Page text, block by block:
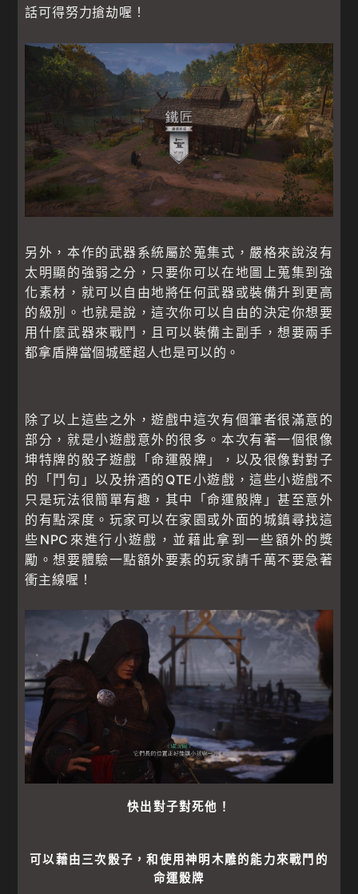
話可得努力搶劫喔！
另外，本作的武器系統屬於蒐集式，嚴格來說沒有
太明顯的強弱之分，只要你可以在地圖上蒐集到強
化素材，就可以自由地將任何武器或裝備升到更高
的級別。也就是說，這次你可以自由的決定你想要
用什麼武器來戰鬥，且可以裝備主副手，想要兩手
都拿盾牌當個城壁超人也是可以的。
除了以上這些之外，遊戲中這次有個筆者很滿意的
部分，就是小遊戲意外的很多。本次有著一個很像
坤特牌的骰子遊戲「命運骰牌」，以及很像對對子
的「鬥句」以及拚酒的QTE小遊戲，這些小遊戲不
只是玩法很簡單有趣，其中「命運骰牌」甚至意外
的有點深度。玩家可以在家園或外面的城鎮尋找這
些NPC來進行小遊戲，並藉此拿到一些額外的獎
勵。想要體驗一點額外要素的玩家請千萬不要急著
衝主線喔！
快出對子對死他！
可以藉由三次骰子，和使用神明木雕的能力來戰鬥的
命運骰牌